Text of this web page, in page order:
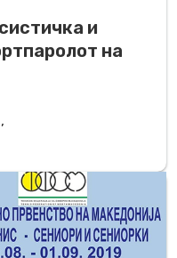
и
на
,